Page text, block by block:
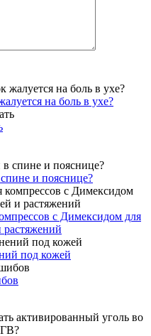
на боль в ухе?
и пояснице?
с Димексидом для
растяжений
под кожей